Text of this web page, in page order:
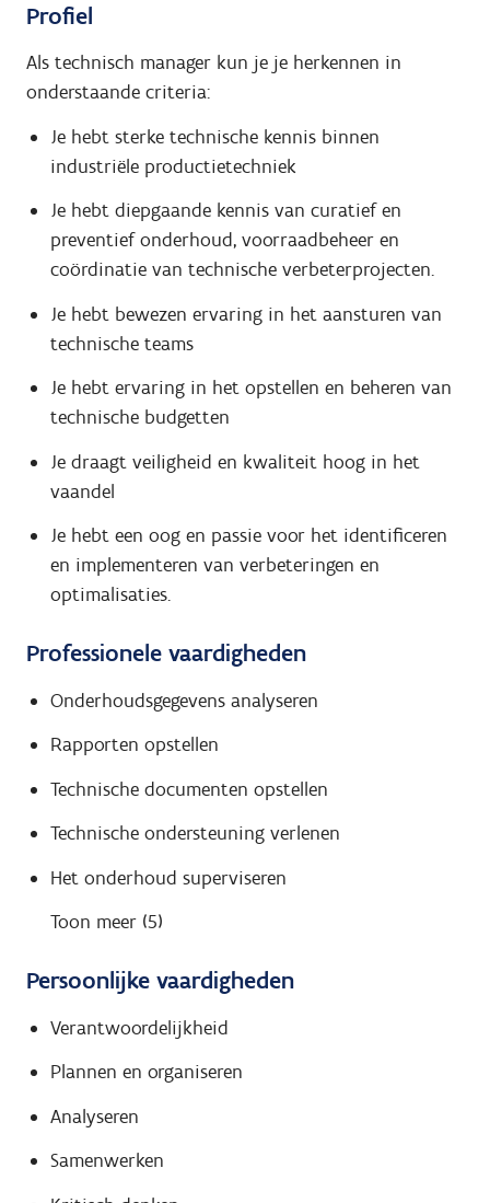
Profiel
Als technisch manager kun je je herkennen in
onderstaande criteria:
Je hebt sterke technische kennis binnen
industriële productietechniek
Je hebt diepgaande kennis van curatief en
preventief onderhoud, voorraadbeheer en
coördinatie van technische verbeterprojecten.
Je hebt bewezen ervaring in het aansturen van
technische teams
Je hebt ervaring in het opstellen en beheren van
technische budgetten
Je draagt veiligheid en kwaliteit hoog in het
vaandel
Je hebt een oog en passie voor het identificeren
en implementeren van verbeteringen en
optimalisaties.
Professionele vaardigheden
Onderhoudsgegevens analyseren
Rapporten opstellen
Technische documenten opstellen
Technische ondersteuning verlenen
Het onderhoud superviseren
Toon meer (5)
Persoonlijke vaardigheden
Verantwoordelijkheid
Plannen en organiseren
Analyseren
Samenwerken